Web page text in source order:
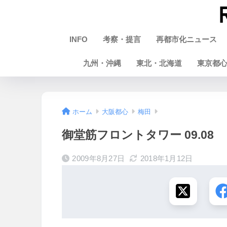
INFO 考察・提言 再都市化ニュース
九州・沖縄 東北・北海道 東京都心
ホーム 大阪都心 梅田
御堂筋フロントタワー 09.08
2009年8月27日 2018年1月12日